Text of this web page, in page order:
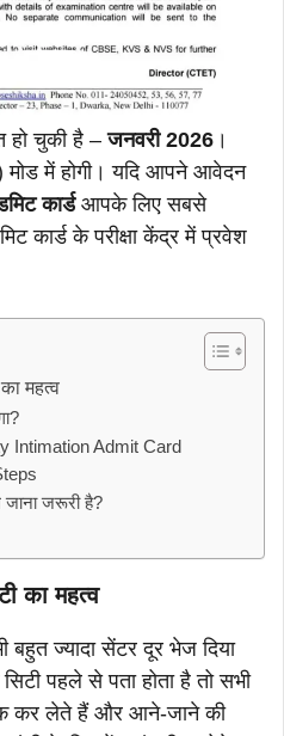
हो चुकी है –जनवरी 2026 ।
मोड में होगी। यदि आपने आवेदन
कार्डआपके लिए सबसे
कार्ड के परीक्षा केंद्र में प्रवेश
महत्व
Intimation Admit Card
जाना जरूरी है?
का महत्व
ज्यादा सेंटर दूर भेज दिया
पहले से पता होता है तो सभी
कर लेते हैं और आने-जाने की